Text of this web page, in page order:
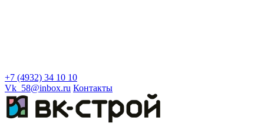
+7 (4932) 34 10 10
Vk_58@inbox.ru Контакты